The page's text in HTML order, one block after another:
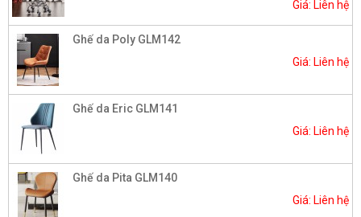
Giá: Liên hệ
Ghế da Poly GLM142
Giá: Liên hệ
Ghế da Eric GLM141
Giá: Liên hệ
Ghế da Pita GLM140
Giá: Liên hệ